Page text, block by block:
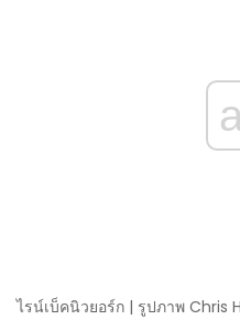
ไรน์เบ็คนิวยอร์ก | รูปภาพ Chris